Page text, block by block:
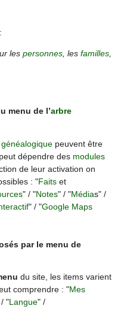
les personnes, les familles,
menu de l’arbre
peuvent être
dépendre des modules
de leur activation on
: "Faitset
" / "Notes" / "Médias" /
" / "Google Maps
par le menu de
du site, les items varient
comprendre : "Mes
"Langue" /